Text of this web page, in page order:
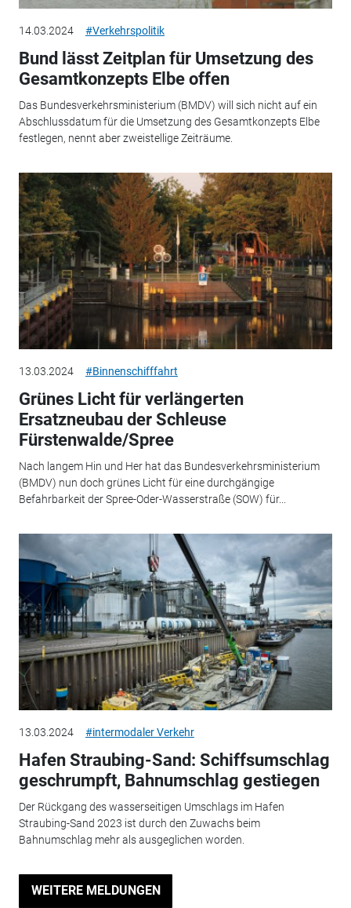
14.03.2024 #Verkehrspolitik
Bund lässt Zeitplan für Umsetzung des
Gesamtkonzepts Elbe offen
Das Bundesverkehrsministerium (BMDV) will sich nicht auf ein
Abschlussdatum für die Umsetzung des Gesamtkonzepts Elbe
festlegen, nennt aber zweistellige Zeiträume.
13.03.2024 #Binnenschifffahrt
Grünes Licht für verlängerten
Ersatzneubau der Schleuse
Fürstenwalde/Spree
Nach langem Hin und Her hat das Bundesverkehrsministerium
(BMDV) nun doch grünes Licht für eine durchgängige
Befahrbarkeit der Spree-Oder-Wasserstraße (SOW) für...
13.03.2024 #intermodaler Verkehr
Hafen Straubing-Sand: Schiffsumschlag
geschrumpft, Bahnumschlag gestiegen
Der Rückgang des wasserseitigen Umschlags im Hafen
Straubing-Sand 2023 ist durch den Zuwachs beim
Bahnumschlag mehr als ausgeglichen worden.
WEITERE MELDUNGEN